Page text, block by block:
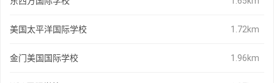
美国太平洋国际学校 1.72km
金门美国国际学校 1.96km